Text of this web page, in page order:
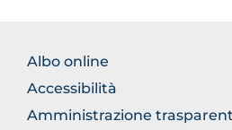
FOOTER
NORMATIVA
Albo online
Accessibilità
Amministrazione